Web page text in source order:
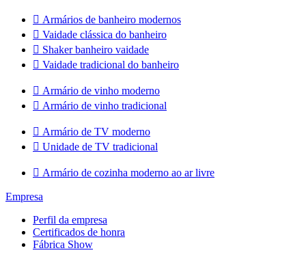
 Armários de banheiro modernos
 Vaidade clássica do banheiro
 Shaker banheiro vaidade
 Vaidade tradicional do banheiro
 Armário de vinho moderno
 Armário de vinho tradicional
 Armário de TV moderno
 Unidade de TV tradicional
 Armário de cozinha moderno ao ar livre
Empresa
Perfil da empresa
Certificados de honra
Fábrica Show